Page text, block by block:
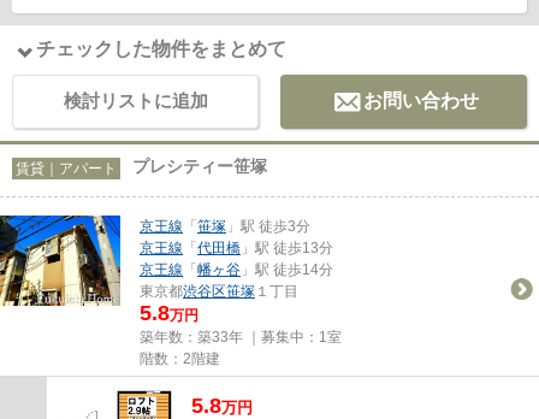
チェックした物件をまとめて
検討リストに追加 お問い合わせ
賃貸｜アパート プレシティー笹塚
京王線 「笹塚 」駅 徒歩3分
京王線 「代田橋 」駅 徒歩13分
京王線 「幡ヶ谷 」駅 徒歩14分
東京都渋谷区笹塚 １丁目
5.8万円
築年数：築33年 ｜募集中： 1室
階数：2階建
5.8万円